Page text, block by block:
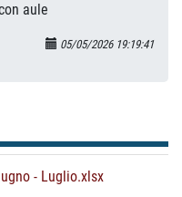
aule
05/05/2026 19:19:41
- Luglio.xlsx